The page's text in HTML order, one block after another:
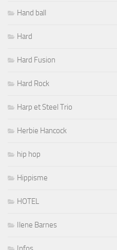
Hand ball
Hard
Hard Fusion
Hard Rock
Harp et Steel Trio
Herbie Hancock
hip hop
Hippisme
HOTEL
Ilene Barnes